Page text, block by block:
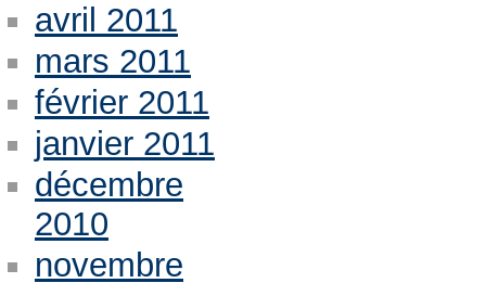
avril 2011
mars 2011
février 2011
janvier 2011
décembre
2010
novembre